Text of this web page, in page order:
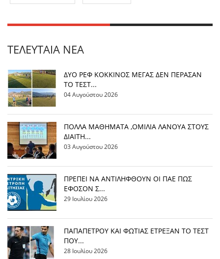
ΤΕΛΕΥΤΑΊΑ ΝΈΑ
ΔΥΟ ΡΕΦ ΚΟΚΚΙΝΟΣ ΜΕΓΑΣ ΔΕΝ ΠΕΡΑΣΑΝ
ΤΟ ΤΕΣΤ...
04 Αυγούστου 2026
ΠΟΛΛΑ ΜΑΘΗΜΑΤΑ ,ΟΜΙΛΙΑ ΛΑΝΟΥΑ ΣΤΟΥΣ
ΔΙΑΙΤΗ...
03 Αυγούστου 2026
ΠΡΕΠΕΙ ΝΑ ΑΝΤΙΛΗΦΘΟΥΝ ΟΙ ΠΑΕ ΠΩΣ
ΕΦΟΣΟΝ Σ...
29 Ιουλίου 2026
ΠΑΠΑΠΕΤΡΟΥ ΚΑΙ ΦΩΤΙΑΣ ΕΤΡΕΞΑΝ ΤΟ ΤΕΣΤ
ΠΟΥ...
28 Ιουλίου 2026